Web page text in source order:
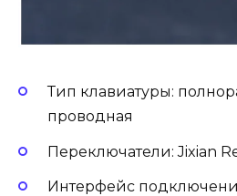
Тип клавиатуры:
проводная
Переключатели: Jixian
Интерфейс